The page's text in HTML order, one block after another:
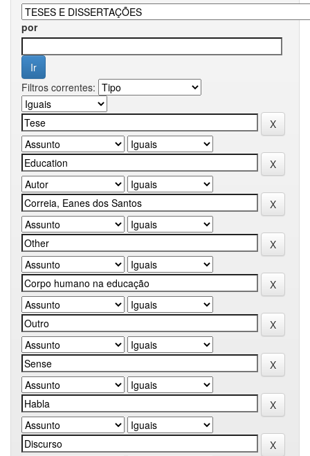
por
Filtros correntes: